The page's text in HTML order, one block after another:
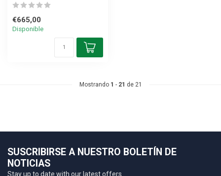
€665,00
Disponible
Mostrando 1 - 21 de 21
SUSCRIBIRSE A NUESTRO BOLETÍN DE
NOTICIAS
Stay up to date with our latest offers